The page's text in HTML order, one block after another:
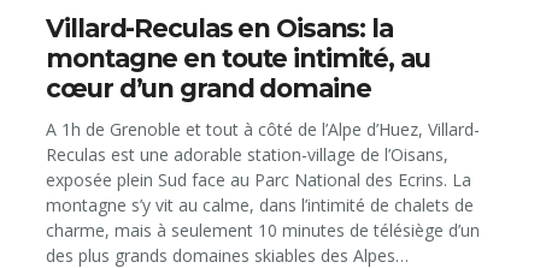
Villard-Reculas en Oisans: la
montagne en toute intimité, au
cœur d’un grand domaine
A 1h de Grenoble et tout à côté de l’Alpe d’Huez, Villard-
Reculas est une adorable station-village de l’Oisans,
exposée plein Sud face au Parc National des Ecrins. La
montagne s’y vit au calme, dans l’intimité de chalets de
charme, mais à seulement 10 minutes de télésiège d’un
des plus grands domaines skiables des Alpes…